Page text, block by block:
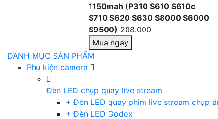
1150mah (P310 S610 S610c
S710 S620 S630 S8000 S6000
S9500) 208.000
Mua ngay
DANH MỤC SẢN PHẨM
Phụ kiện camera
Đèn LED chụp quay live stream
+ Đèn LED quay phim live stream chụp
+ Đèn LED Godox